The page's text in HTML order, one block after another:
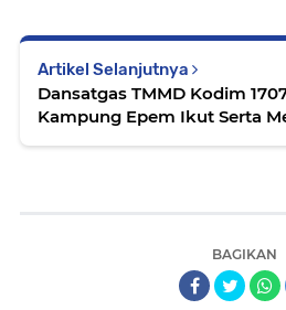
Artikel Selanjutnya
Dansatgas TMMD Kodim
Kampung Epem Ikut Serta
BAGIKAN